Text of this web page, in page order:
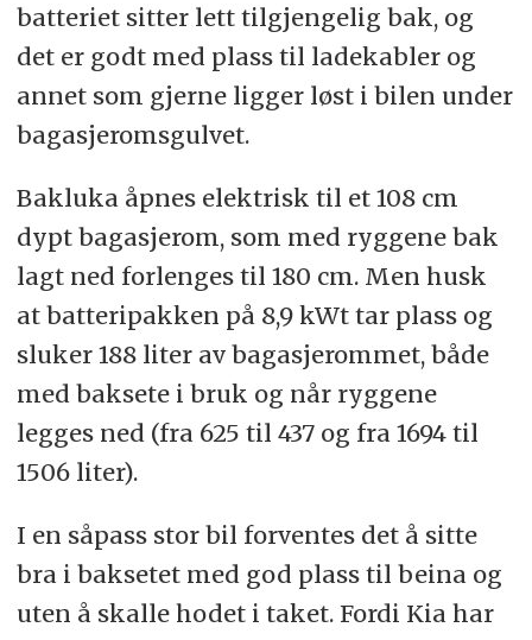
batteriet sitter lett tilgjengelig bak, og
det er godt med plass til ladekabler og
annet som gjerne ligger løst i bilen under
bagasjeromsgulvet.
Bakluka åpnes elektrisk til et 108 cm
dypt bagasjerom, som med ryggene bak
lagt ned forlenges til 180 cm. Men husk
at batteripakken på 8,9 kWt tar plass og
sluker 188 liter av bagasjerommet, både
med baksete i bruk og når ryggene
legges ned (fra 625 til 437 og fra 1694 til
1506 liter).
I en såpass stor bil forventes det å sitte
bra i baksetet med god plass til beina og
uten å skalle hodet i taket. Fordi Kia har